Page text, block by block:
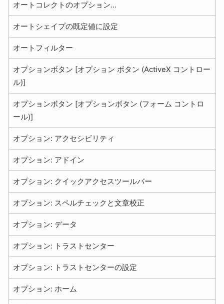
オートコレクトのオプション...
オートシェイプの既定値に設定
オートフィルター
オプションボタン [オプション ボタン (ActiveX コントロー
ル)]
オプションボタン [オプションボタン (フォーム コントロ
ール)]
オプション: アクセシビリティ
オプション: アドイン
オプション: クイックアクセスツールバー
オプション: スペルチェックと文章校正
オプション: データ
オプション: トラストセンター
オプション: トラストセンターの設定
オプション: ホーム